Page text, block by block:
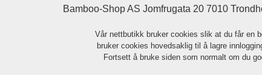
Bamboo-Shop AS Jomfrugata 20 7010
Vår nettbutikk bruker cookies slik at du får en
bruker cookies hovedsaklig til å lagre
Fortsett å bruke siden som normalt om du